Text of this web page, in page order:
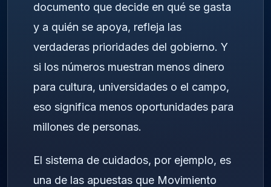
documento que decide en qué se gasta
y a quién se apoya, refleja las
verdaderas prioridades del gobierno. Y
si los números muestran menos dinero
para cultura, universidades o el campo,
eso significa menos oportunidades para
millones de personas.
El sistema de cuidados, por ejemplo, es
una de las apuestas que Movimiento